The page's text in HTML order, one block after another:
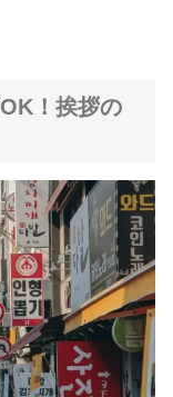
！挨拶の